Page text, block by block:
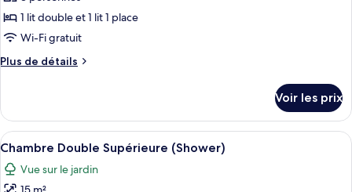
lits
jumeaux
pour
ce
type
de
Chambre
Triple
1 lit double et 1 lit 1 place
Wi-Fi gratuit
Plus de détails
Plus
le
type
de
chambre
Chambre
Triple
Voir les prix
Afficher
toutes
les
Une chambre d’hôtel équipée d’un
17
Chambre Double Supérieure (Shower)
Vue sur le jardin